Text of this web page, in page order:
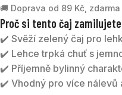
🚚 Doprava od 89 Kč,
Proč si tento čaj zamilujete
✔️ Svěží zelený čaj pro
✔️ Lehce trpká chuť s
✔️ Příjemně bylinný
✔️ Vhodný pro více nálevů